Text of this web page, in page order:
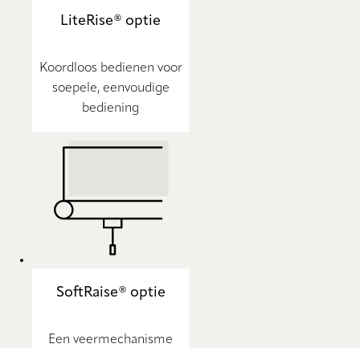
LiteRise® optie
Koordloos bedienen voor
soepele, eenvoudige
bediening
SoftRaise® optie
Een veermechanisme